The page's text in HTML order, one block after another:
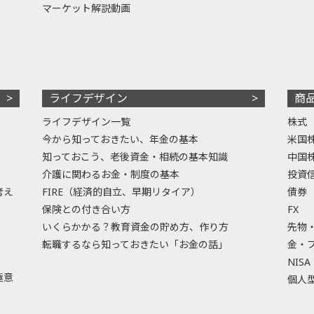
マーケット解説動画
え
意
ライフデザイン
ライフデザイン一覧
今から知っておきたい、年金の基本
知っておこう、老後資金・相続の基本知識
介護に関わるお金・制度の基本
FIRE（経済的自立、早期リタイア）
保険との付き合い方
いくらかかる？教育資金の貯め方、作り方
転職するなら知っておきたい「お金の話」
商
株式
米国
中国
投資
債券
FX
先物
金・
NISA
個人